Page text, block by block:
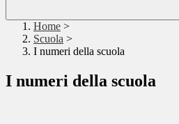
Home >
Scuola >
I numeri della scuola
I numeri della scuola